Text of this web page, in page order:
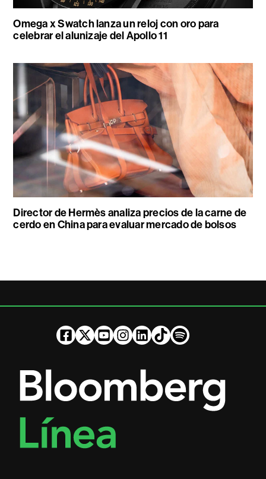
Omega x Swatch lanza un reloj con oro para
celebrar el alunizaje del Apollo 11
Director de Hermès analiza precios de la carne de
cerdo en China para evaluar mercado de bolsos